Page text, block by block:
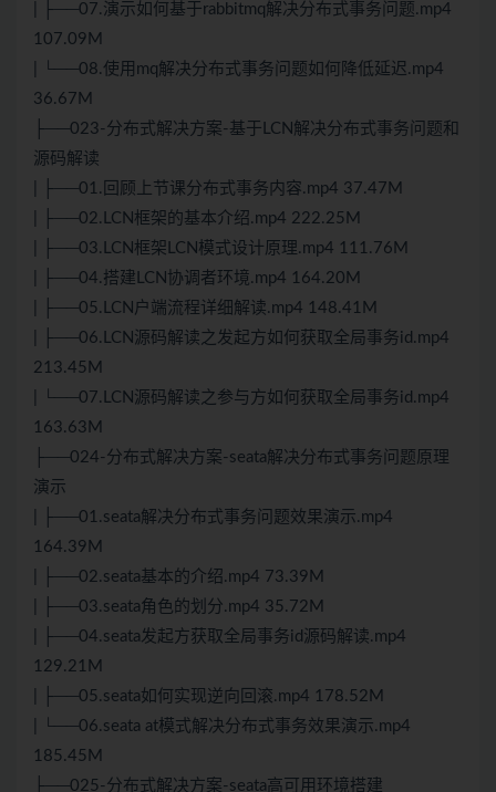
| ├──07.演示如何基于rabbitmq解决分布式事务问题.mp4
107.09M
| └──08.使用mq解决分布式事务问题如何降低延迟.mp4
36.67M
├──023-分布式解决方案-基于LCN解决分布式事务问题和
源码解读
| ├──01.回顾上节课分布式事务内容.mp4 37.47M
| ├──02.LCN框架的基本介绍.mp4 222.25M
| ├──03.LCN框架LCN模式设计原理.mp4 111.76M
| ├──04.搭建LCN协调者环境.mp4 164.20M
| ├──05.LCN户端流程详细解读.mp4 148.41M
| ├──06.LCN源码解读之发起方如何获取全局事务id.mp4
213.45M
| └──07.LCN源码解读之参与方如何获取全局事务id.mp4
163.63M
├──024-分布式解决方案-seata解决分布式事务问题原理
演示
| ├──01.seata解决分布式事务问题效果演示.mp4
164.39M
| ├──02.seata基本的介绍.mp4 73.39M
| ├──03.seata角色的划分.mp4 35.72M
| ├──04.seata发起方获取全局事务id源码解读.mp4
129.21M
| ├──05.seata如何实现逆向回滚.mp4 178.52M
| └──06.seata at模式解决分布式事务效果演示.mp4
185.45M
├──025-分布式解决方案-seata高可用环境搭建